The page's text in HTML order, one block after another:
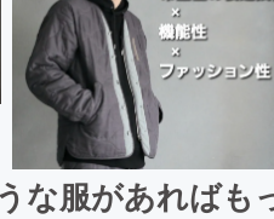
服があればも